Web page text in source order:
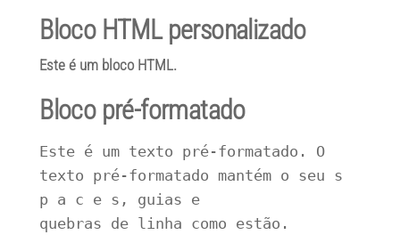
Bloco HTML personalizado
Este é um bloco HTML.
Bloco pré-formatado
Este é um texto pré-formatado. O
texto pré-formatado mantém o seu s
p a c e s, guias e
quebras de linha como estão.